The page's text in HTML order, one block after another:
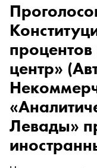
центр»
Левады»